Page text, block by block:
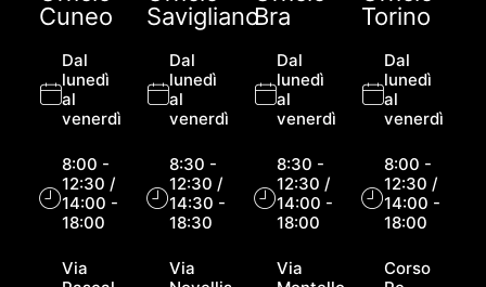
Cuneo
Dal
lunedì
al
venerdì
8:00 -
12:30 /
14:00 -
18:00
Via
Savigliano
Dal
lunedì
al
venerdì
8:30 -
12:30 /
14:30 -
18:30
Via
Bra
Dal
lunedì
al
venerdì
8:30 -
12:30 /
14:00 -
18:00
Via
Torino
Dal
lunedì
al
venerdì
8:00 -
12:30 /
14:00 -
18:00
Corso